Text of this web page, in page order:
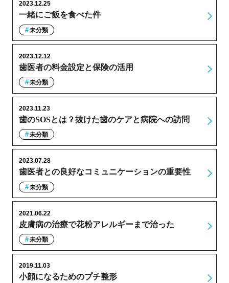
一緒にご飯を食べた件
2023.12.25
未分類
歯医者の料金設定と保険の活用
2023.12.12
未分類
歯のSOSとは？抜けた歯のケアと病院への訪問
2023.11.23
未分類
歯医者との良好なコミュニケーションの重要性
2023.07.28
未分類
皮膚病の治療で花粉アレルギーまで治った
2021.06.22
未分類
小顔になるためのプチ整形
2019.11.03